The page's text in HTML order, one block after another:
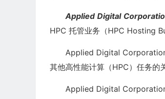
Applied Digital
HPC 托管业务（HPC Hosting
Applied Digital Corporation
其他高性能计算（HPC）任务的
Applied Digital Corporation